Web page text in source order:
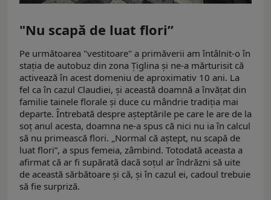
"Nu scapă de luat flori”
Pe următoarea "vestitoare" a primăverii am întâlnit-o în
stația de autobuz din zona Țiglina și ne-a mărturisit că
activează în acest domeniu de aproximativ 10 ani. La
fel ca în cazul Claudiei, și această doamnă a învățat din
familie tainele florale și duce cu mândrie tradiția mai
departe. Întrebată despre așteptările pe care le are de la
soț anul acesta, doamna ne-a spus că nici nu ia în calcul
să nu primească flori. „Normal că aștept, nu scapă de
luat flori”, a spus femeia, zâmbind. Totodată aceasta a
afirmat că ar fi supărată dacă soțul ar îndrăzni să uite
de această sărbătoare și că, și în cazul ei, cadoul trebuie
să fie surpriză.